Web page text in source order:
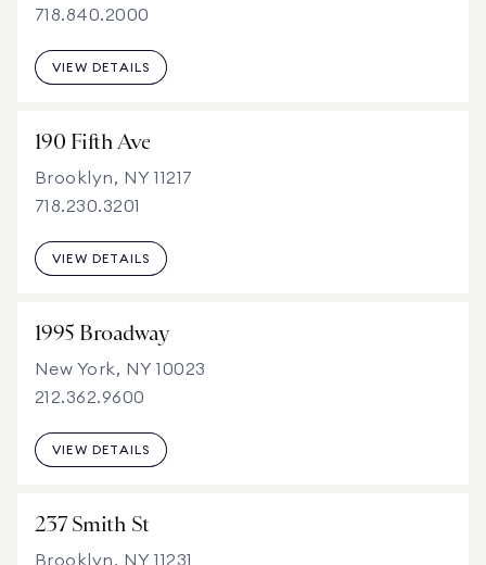
718.840.2000
VIEW DETAILS
190 Fifth Ave
Brooklyn, NY 11217
718.230.3201
VIEW DETAILS
1995 Broadway
New York, NY 10023
212.362.9600
VIEW DETAILS
237 Smith St
Brooklyn, NY 11231